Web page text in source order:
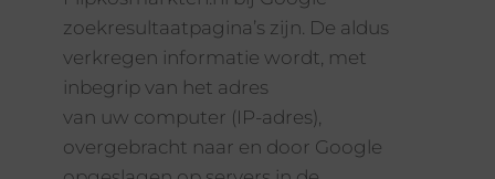
zoekresultaatpagina’s zijn. De aldus
verkregen informatie wordt, met
inbegrip van het adres
van uw computer (IP-adres),
overgebracht naar en door Google